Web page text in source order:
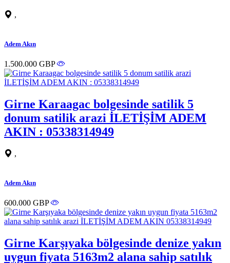
,
Adem Akın
1.500.000 GBP
Girne Karaagac bolgesinde satilik 5
donum satilik arazi İLETİŞİM ADEM
AKIN : 05338314949
,
Adem Akın
600.000 GBP
Girne Karşıyaka bölgesinde denize yakın
uygun fiyata 5163m2 alana sahip satılık